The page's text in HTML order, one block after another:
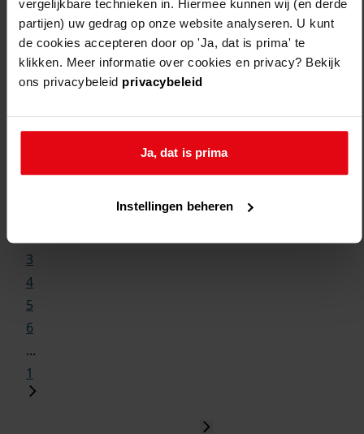
vergelijkbare technieken in. Hiermee kunnen wij (en derde
partijen) uw gedrag op onze website analyseren. U kunt
de cookies accepteren door op 'Ja, dat is prima' te
klikken. Meer informatie over cookies en privacy? Bekijk
ons privacybeleid privacybeleid
Ja, dat is prima
Instellingen beheren
3
4
5
6
...
1